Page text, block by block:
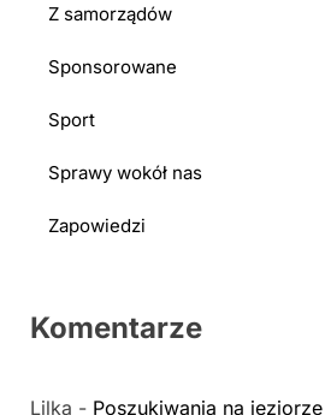
Z samorządów
Sponsorowane
Sport
Sprawy wokół nas
Zapowiedzi
Komentarze
Lilka - Poszukiwania na